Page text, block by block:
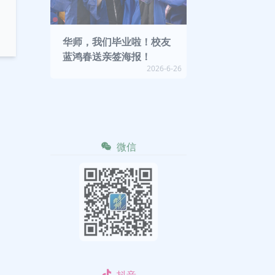
华师，我们毕业啦！校友
蓝鸿春送亲签海报！
2026-6-26
微信